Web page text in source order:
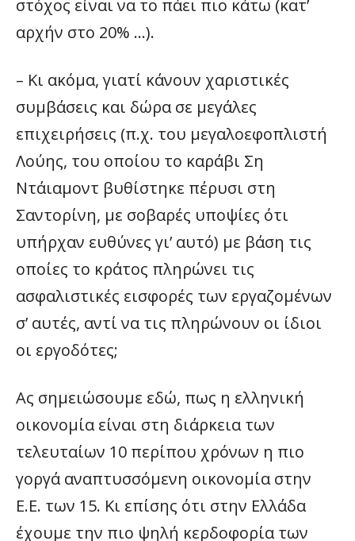
στόχος είναι να το πάει πιο κάτω (κατ’
αρχήν στο 20% …).
– Κι ακόμα, γιατί κάνουν χαριστικές
συμβάσεις και δώρα σε μεγάλες
επιχειρήσεις (π.χ. του μεγαλοεφοπλιστή
Λούης, του οποίου το καράβι Ση
Ντάιαμοντ βυθίστηκε πέρυσι στη
Σαντορίνη, με σοβαρές υποψίες ότι
υπήρχαν ευθύνες γι’ αυτό) με βάση τις
οποίες το κράτος πληρώνει τις
ασφαλιστικές εισφορές των εργαζομένων
σ’ αυτές, αντί να τις πληρώνουν οι ίδιοι
οι εργοδότες;
Ας σημειώσουμε εδώ, πως η ελληνική
οικονομία είναι στη διάρκεια των
τελευταίων 10 περίπου χρόνων η πιο
γοργά αναπτυσσόμενη οικονομία στην
Ε.Ε. των 15. Κι επίσης ότι στην Ελλάδα
έχουμε την πιο ψηλή κερδοφορία των